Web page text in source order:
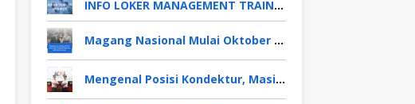
INFO LOKER MANAGEMENT TRAINEE APRIL 2026
Magang Nasional Mulai Oktober 2025, Fresh Graduate Dapat Gaji UMP Selama 6 Bulan
Mengenal Posisi Kondektur, Masinis, Asisten PPKA, Pemeliharaan Sarana dan Prasarana, Polsuska (Polisi Khusus Kereta Api), di PT KAI